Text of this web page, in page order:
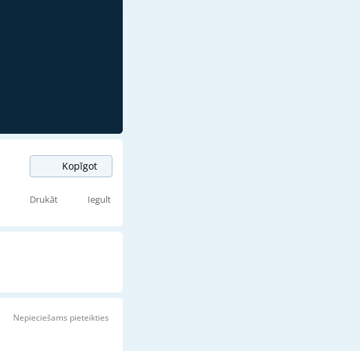
Kopīgot
Drukāt Iegult
Nepieciešams pieteikties